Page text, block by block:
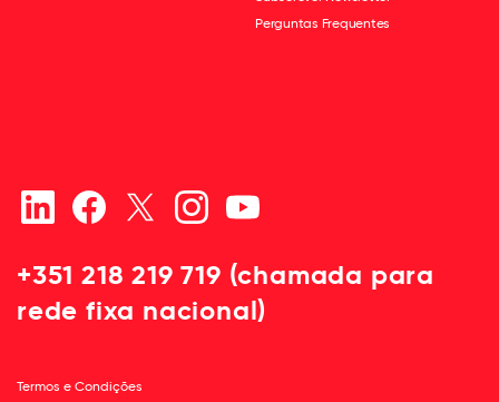
Perguntas Frequentes
+351 218 219 719 (chamada para
rede fixa nacional)
Termos e Condições